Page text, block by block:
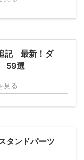
記 最新！ダ
59選
見る
タンドパーツ